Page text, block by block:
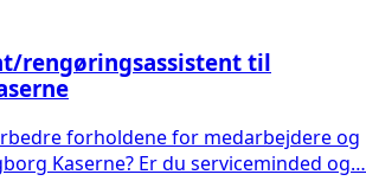
rengøringsassistent til
forholdene for medarbejdere og
Kaserne? Er du serviceminded og…